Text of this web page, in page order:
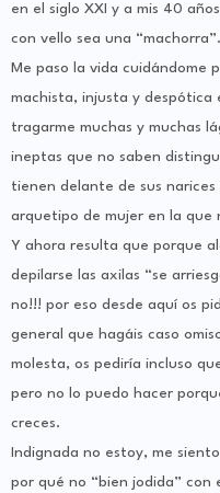
en el siglo XXI y a mis 40
con vello sea una “machorra”.
Me paso la vida cuidándome
machista, injusta y despótica
tragarme muchas y muchas
ineptas que no saben
tienen delante de sus
arquetipo de mujer en la que
Y ahora resulta que porque
depilarse las axilas “se
no!!! por eso desde aquí os
general que hagáis caso
molesta, os pediría incluso
pero no lo puedo hacer
creces.
Indignada no estoy, me
por qué no “bien jodida” con